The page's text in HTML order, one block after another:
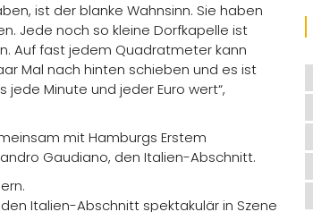
ist der blanke Wahnsinn. Sie haben
Jede noch so kleine Dorfkapelle ist
Auf fast jedem Quadratmeter kann
Mal nach hinten schieben und es ist
Minute und jeder Euro wert“,
mit Hamburgs Erstem
Gaudiano, den Italien-Abschnitt.
Italien-Abschnitt spektakulär in Szene